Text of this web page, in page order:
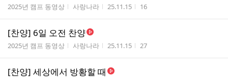
게시판명
2025년 캠프 동영상 작성자
사랑나라 작성시간
25.11.15 조회수
16
[찬양] 6일 오전 찬양
게시판명
2025년 캠프 동영상 작성자
사랑나라 작성시간
25.11.15 조회수
27
[찬양] 세상에서 방황할 때